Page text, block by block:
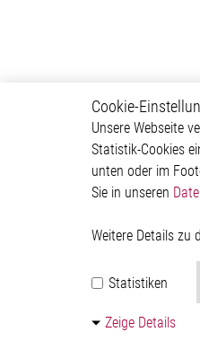
Cookie-
Unsere Webseite
Statistik-Cookies
unten oder im
Sie in unseren
Weitere Details zu
Statistiken
Zeige Details